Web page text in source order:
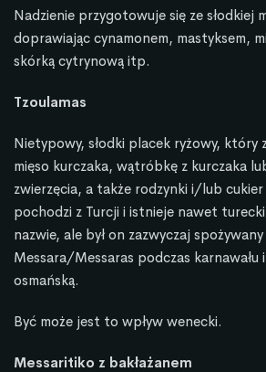
Nadzienie przygotowuje się ze słodkiej
doprawiając cynamonem, mastyksem,
skórką cytrynową itp.
Tzoulamas
Nietypowy, słodki placek ryżowy, który
mięso kurczaka, wątróbkę z kurczaka
zwierzęcia, a także rodzynki i/lub
pochodzi z Turcji i istnieje nawet
nazwie, ale był on zazwyczaj
Messara/Messaras podczas karnawału
osmańską.
Być może jest to wpływ wenecki.
Messaritiko z bakłażanem